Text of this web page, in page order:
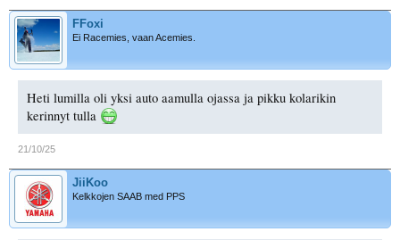
FFoxi
Ei Racemies, vaan Acemies.
Heti lumilla oli yksi auto aamulla ojassa ja pikku kolarikin
kerinnyt tulla
21/10/25
JiiKoo
Kelkkojen SAAB med PPS